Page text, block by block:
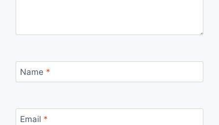
Name *
Email *